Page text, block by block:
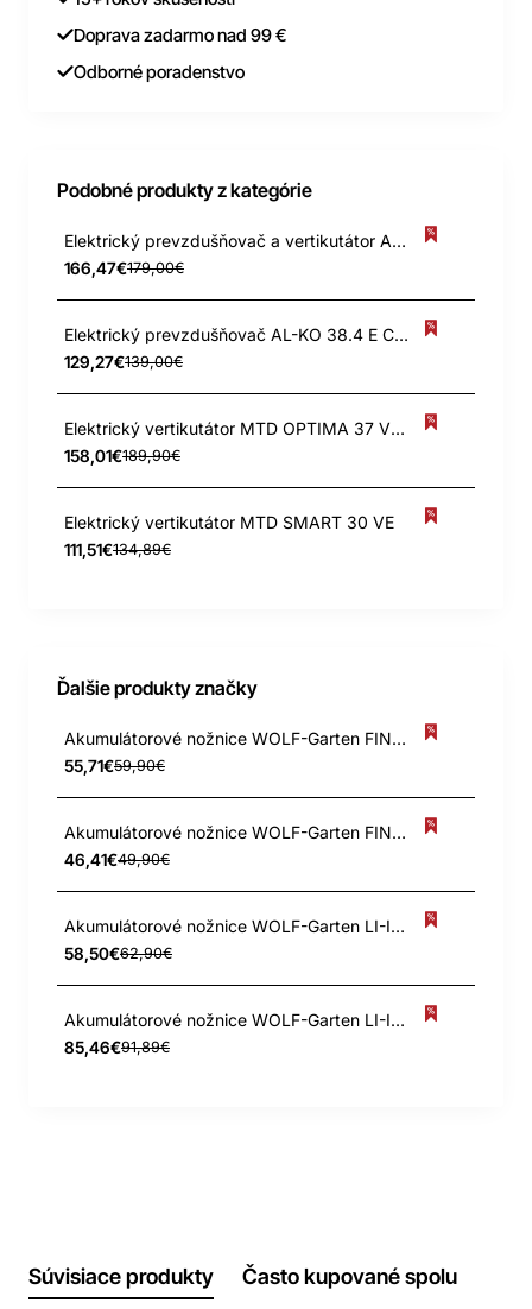
Doprava zadarmo nad 99 €
Odborné poradenstvo
Podobné produkty z kategórie
Elektrický prevzdušňovač a vertikutátor AL-KO Combi Care 36 E Comfort
166,47€179,00€
Elektrický prevzdušňovač AL-KO 38.4 E Combi Care
129,27€139,00€
Elektrický vertikutátor MTD OPTIMA 37 VE # 37CM 1600W
158,01€189,90€
Elektrický vertikutátor MTD SMART 30 VE
111,51€134,89€
Ďalšie produkty značky
Akumulátorové nožnice WOLF-Garten FINESSE 30 B # 150MM MESSER
55,71€59,90€
Akumulátorové nožnice WOLF-Garten FINESSE 30 R # 80MM MESSER
46,41€49,90€
Akumulátorové nožnice WOLF-Garten LI-ION POWER 60 # 80MM NÔŽ
58,50€62,90€
Akumulátorové nožnice WOLF-Garten LI-ION POWER BS80+10EM # 100MM
85,46€91,89€
Súvisiace produkty Často kupované spolu